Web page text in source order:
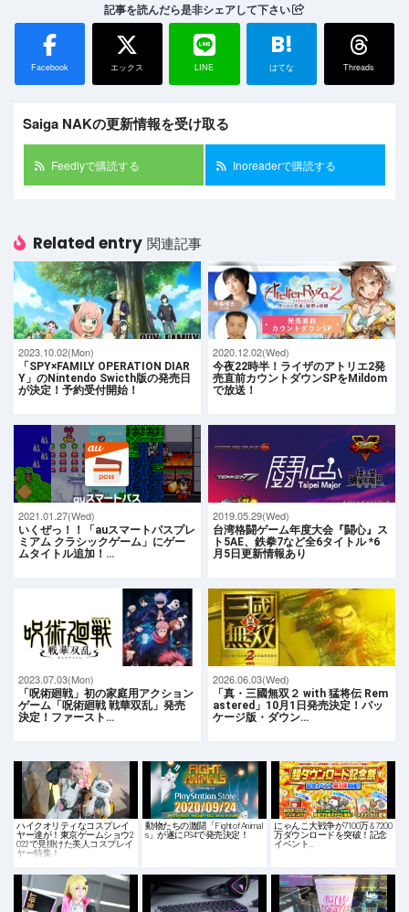
記事を読んだら是非シェアして下さい
Facebook エックス LINE
B!
はてな Threads
Saiga NAKの更新情報を受け取る
Feedlyで購読する Inoreaderで購読する
Related entry 関連記事
2023.10.02(Mon)
「SPY×FAMILY OPERATION DIAR
Y」のNintendo Swicth版の発売日
が決定！予約受付開始！
2020.12.02(Wed)
今夜22時半！ライザのアトリエ2発
売直前カウントダウンSPをMildom
で放送！
2021.01.27(Wed)
いくぜっ！！「auスマートパスプレ
ミアム クラシックゲーム」にゲー
ムタイトル追加！…
2019.05.29(Wed)
台湾格闘ゲーム年度大会『闘心』ス
ト5AE、鉄拳7など全6タイトル *6
月5日更新情報あり
2023.07.03(Mon)
「呪術廻戦」初の家庭用アクション
ゲーム「呪術廻戦 戦華双乱」発売
決定！ファースト…
2026.06.03(Wed)
「真・三國無双２ with 猛将伝 Rem
astered」10月1日発売決定！パッ
ケージ版・ダウン…
ハイクオリティなコスプレイ
ヤー達が！東京ゲームショウ2
022で見掛けた美人コスプレイ
ヤー特集！
動物たちの激闘「Fight of Animal
s」が遂にPS4で発売決定！
にゃんこ大戦争が7100万 & 7200
万ダウンロードを突破！記念
イベント…